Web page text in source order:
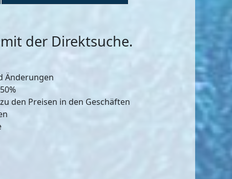
der Direktsuche.
Änderungen
den Preisen in den Geschäften